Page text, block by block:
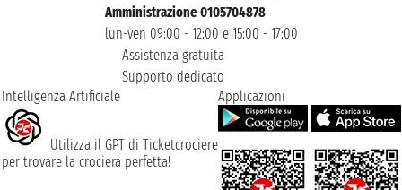
Amministrazione 0105704878
lun-ven 09:00 - 12:00 e 15:00 - 17:00
Assistenza gratuita
Supporto dedicato
Intelligenza Artificiale
Utilizza il GPT di Ticketcrociere
per trovare la crociera perfetta!
Applicazioni